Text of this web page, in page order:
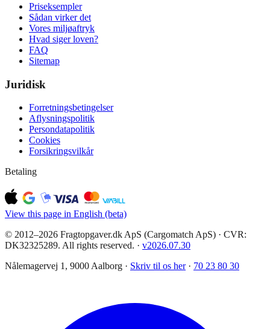
Priseksempler
Sådan virker det
Vores miljøaftryk
Hvad siger loven?
FAQ
Sitemap
Juridisk
Forretningsbetingelser
Aflysningspolitik
Persondatapolitik
Cookies
Forsikringsvilkår
Betaling
View this page in English (beta)
© 2012–2026 Fragtopgaver.dk ApS (Cargomatch ApS) · CVR:
DK32325289. All rights reserved. · v2026.07.30
Nålemagervej 1, 9000 Aalborg · Skriv til os her · 70 23 80 30